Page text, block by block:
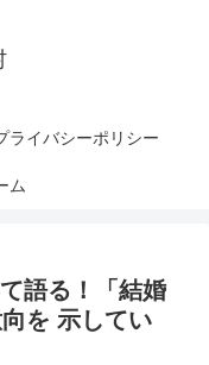
ライバシーポリシー
ム
語る！「結婚
を 示してい